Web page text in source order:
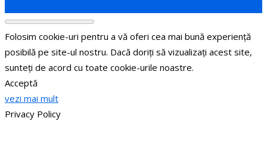
Folosim cookie-uri pentru a vă oferi cea mai bună experiență
posibilă pe site-ul nostru. Dacă doriți să vizualizați acest site,
sunteți de acord cu toate cookie-urile noastre.
Acceptă
vezi mai mult
Privacy Policy